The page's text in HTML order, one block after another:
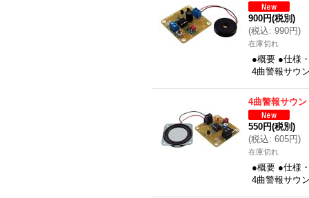
900円(税別)
(税込: 990円)
在庫切れ
●概要 ●仕様
4曲警報サウ
4曲警報サウ
550円(税別)
(税込: 605円)
在庫切れ
●概要 ●仕様
4曲警報サウ